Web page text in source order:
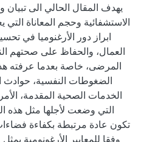
يهدف المقال الحالي الى
الاستشفائية وحجم المعاناة التي
ابراز دور الأرغنوميا في
العمال، والحفاظ على صحتهم
المرضى، خاصة بعدما عرفته
الضغوطات النفسية، حوادث
الخدمات الصحية المقدمة،
التي وضعت لأجلها مثل
تكون عادة مرتبطة بكفاءة